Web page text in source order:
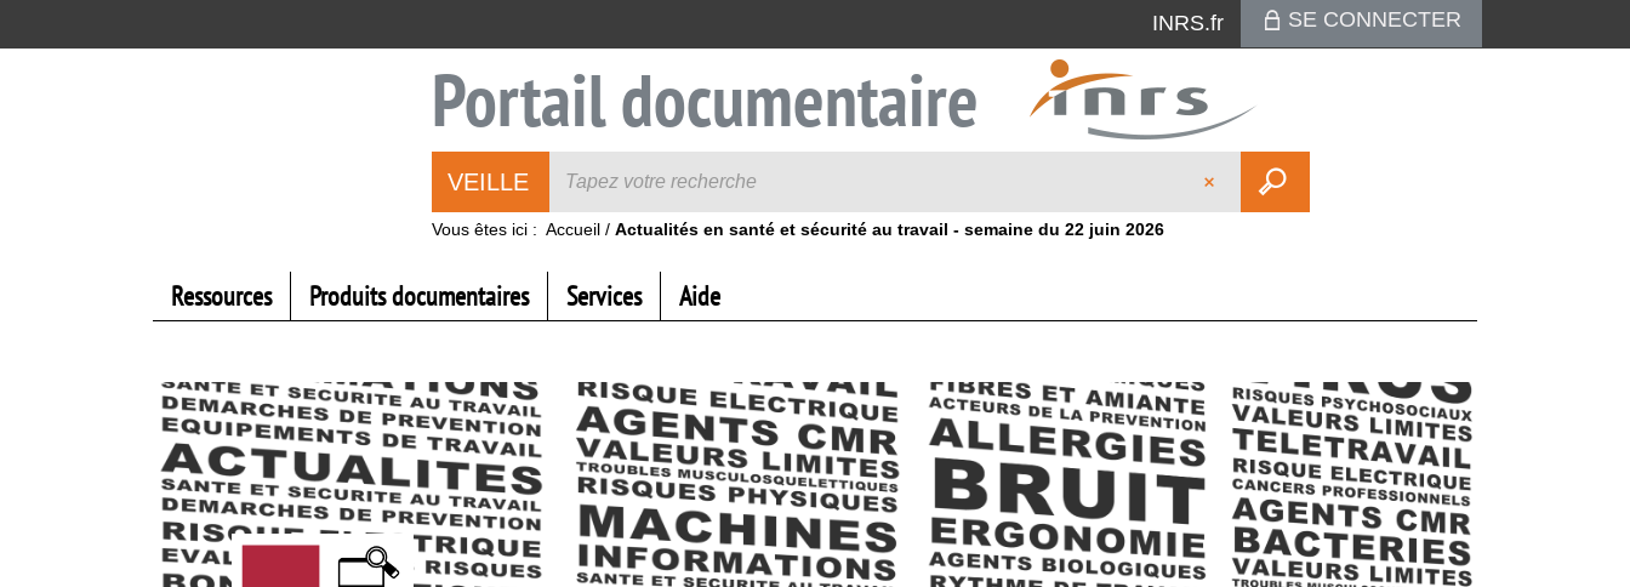
INRS.fr SE CONNECTER
Portail documentaire
VEILLE
Vous êtes ici : Accueil / Actualités en santé et sécurité au travail - semaine du 22 juin 2026
Ressources Produits documentaires Services Aide